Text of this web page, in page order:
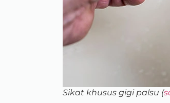
Sikat khusus gigi palsu (